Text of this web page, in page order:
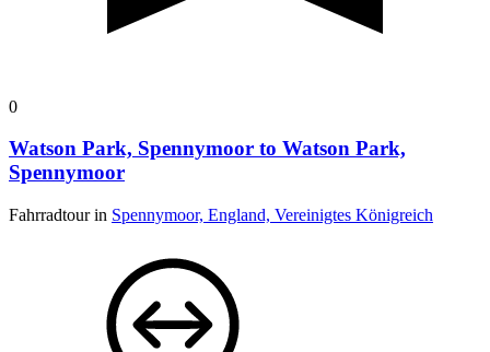
0
Watson Park, Spennymoor to Watson Park,
Spennymoor
Fahrradtour in Spennymoor, England, Vereinigtes Königreich